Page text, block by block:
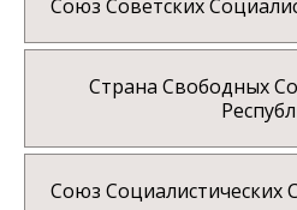
Союз Советских
Страна Свободных
Союз Социалистических